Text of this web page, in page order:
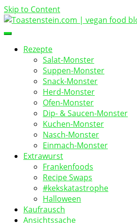
Skip to Content
Toastenstein.com
vegan food blog
Rezepte
Salat-Monster
Suppen-Monster
Snack-Monster
Herd-Monster
Ofen-Monster
Dip- & Saucen-Monster
Kuchen-Monster
Nasch-Monster
Einmach-Monster
Extrawurst
Frankenfoods
Recipe Swaps
#kekskatastrophe
Halloween
Kaufrausch
Ansichtssache